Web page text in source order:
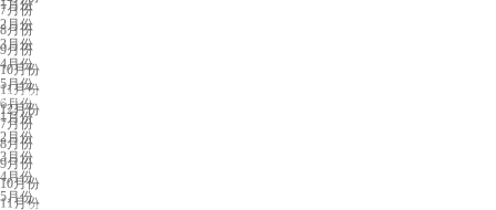
7月份
8月份
9月份
10月份
11月份
12月份
1月份
2月份
3月份
4月份
5月份
6月份
7月份
8月份
9月份
10月份
11月份
济南展会排期
1月份
2月份
3月份
4月份
5月份